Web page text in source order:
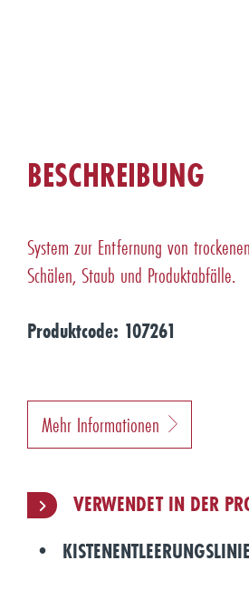
BESCHREIBUNG
System zur Entfernung von
Schälen, Staub und Produktabfälle.
Produktcode: 107261
Mehr Informationen
VERWENDET IN DER